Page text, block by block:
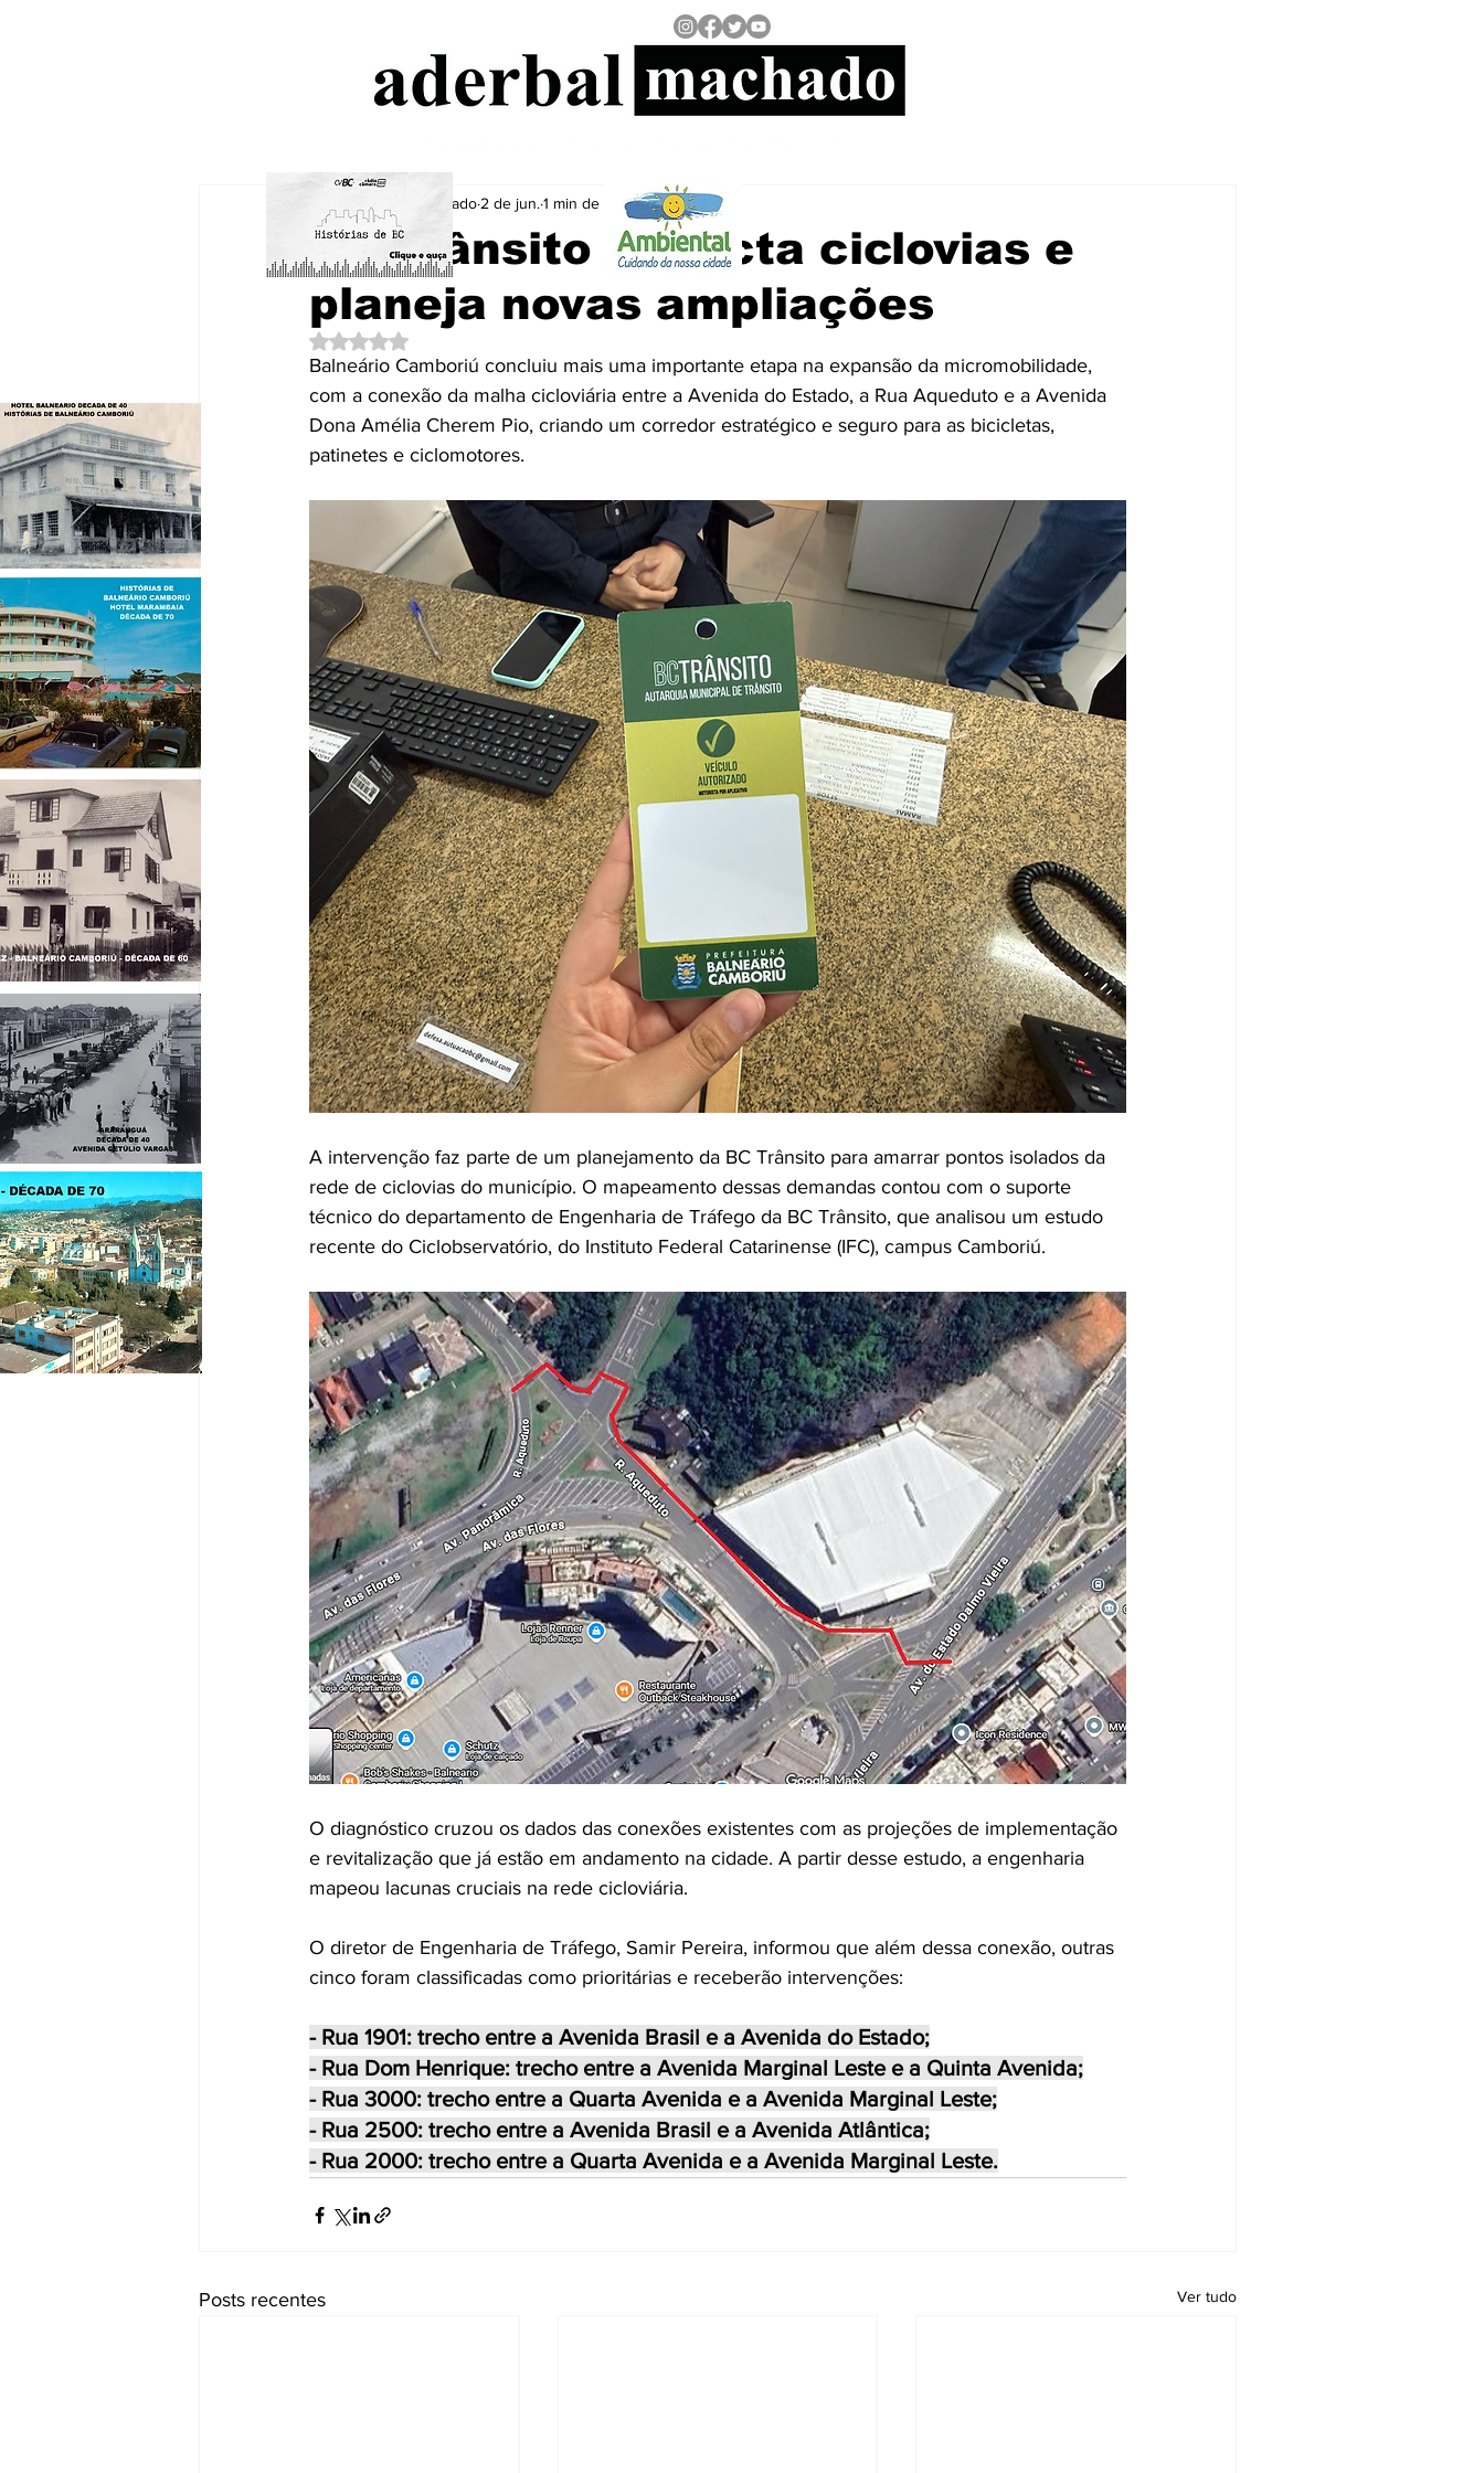
BC Trânsito conecta ciclovias e
planeja novas ampliações
Aderbal Machado 2 de jun. 1 min de leitura
Avaliado com NaN de 5 estrelas.
Balneário Camboriú concluiu mais uma importante etapa na expansão da micromobilidade,
com a conexão da malha cicloviária entre a Avenida do Estado, a Rua Aqueduto e a Avenida
Dona Amélia Cherem Pio, criando um corredor estratégico e seguro para as bicicletas,
patinetes e ciclomotores.
A intervenção faz parte de um planejamento da BC Trânsito para amarrar pontos isolados da
rede de ciclovias do município. O mapeamento dessas demandas contou com o suporte
técnico do departamento de Engenharia de Tráfego da BC Trânsito, que analisou um estudo
recente do Ciclobservatório, do Instituto Federal Catarinense (IFC), campus Camboriú.
O diagnóstico cruzou os dados das conexões existentes com as projeções de implementação
e revitalização que já estão em andamento na cidade. A partir desse estudo, a engenharia
mapeou lacunas cruciais na rede cicloviária.
O diretor de Engenharia de Tráfego, Samir Pereira, informou que além dessa conexão, outras
cinco foram classificadas como prioritárias e receberão intervenções:
- Rua 1901: trecho entre a Avenida Brasil e a Avenida do Estado;
- Rua Dom Henrique: trecho entre a Avenida Marginal Leste e a Quinta Avenida;
- Rua 3000: trecho entre a Quarta Avenida e a Avenida Marginal Leste;
- Rua 2500: trecho entre a Avenida Brasil e a Avenida Atlântica;
- Rua 2000: trecho entre a Quarta Avenida e a Avenida Marginal Leste.
Posts recentes Ver tudo